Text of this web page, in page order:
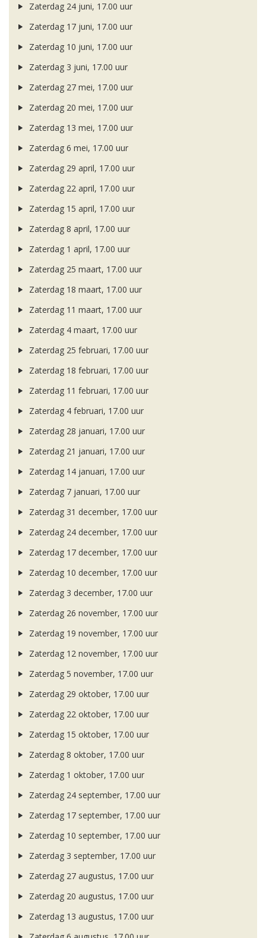
Zaterdag 24 juni, 17.00 uur
Zaterdag 17 juni, 17.00 uur
Zaterdag 10 juni, 17.00 uur
Zaterdag 3 juni, 17.00 uur
Zaterdag 27 mei, 17.00 uur
Zaterdag 20 mei, 17.00 uur
Zaterdag 13 mei, 17.00 uur
Zaterdag 6 mei, 17.00 uur
Zaterdag 29 april, 17.00 uur
Zaterdag 22 april, 17.00 uur
Zaterdag 15 april, 17.00 uur
Zaterdag 8 april, 17.00 uur
Zaterdag 1 april, 17.00 uur
Zaterdag 25 maart, 17.00 uur
Zaterdag 18 maart, 17.00 uur
Zaterdag 11 maart, 17.00 uur
Zaterdag 4 maart, 17.00 uur
Zaterdag 25 februari, 17.00 uur
Zaterdag 18 februari, 17.00 uur
Zaterdag 11 februari, 17.00 uur
Zaterdag 4 februari, 17.00 uur
Zaterdag 28 januari, 17.00 uur
Zaterdag 21 januari, 17.00 uur
Zaterdag 14 januari, 17.00 uur
Zaterdag 7 januari, 17.00 uur
Zaterdag 31 december, 17.00 uur
Zaterdag 24 december, 17.00 uur
Zaterdag 17 december, 17.00 uur
Zaterdag 10 december, 17.00 uur
Zaterdag 3 december, 17.00 uur
Zaterdag 26 november, 17.00 uur
Zaterdag 19 november, 17.00 uur
Zaterdag 12 november, 17.00 uur
Zaterdag 5 november, 17.00 uur
Zaterdag 29 oktober, 17.00 uur
Zaterdag 22 oktober, 17.00 uur
Zaterdag 15 oktober, 17.00 uur
Zaterdag 8 oktober, 17.00 uur
Zaterdag 1 oktober, 17.00 uur
Zaterdag 24 september, 17.00 uur
Zaterdag 17 september, 17.00 uur
Zaterdag 10 september, 17.00 uur
Zaterdag 3 september, 17.00 uur
Zaterdag 27 augustus, 17.00 uur
Zaterdag 20 augustus, 17.00 uur
Zaterdag 13 augustus, 17.00 uur